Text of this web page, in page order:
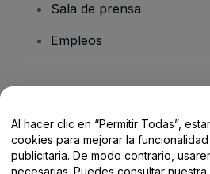
Sala de prensa
Empleos
Centro de Ayuda /
Al hacer clic en “Permitir Todas”,
cookies para mejorar la
publicitaria. De modo contrario,
necesarias. Puedes consultar nuestra